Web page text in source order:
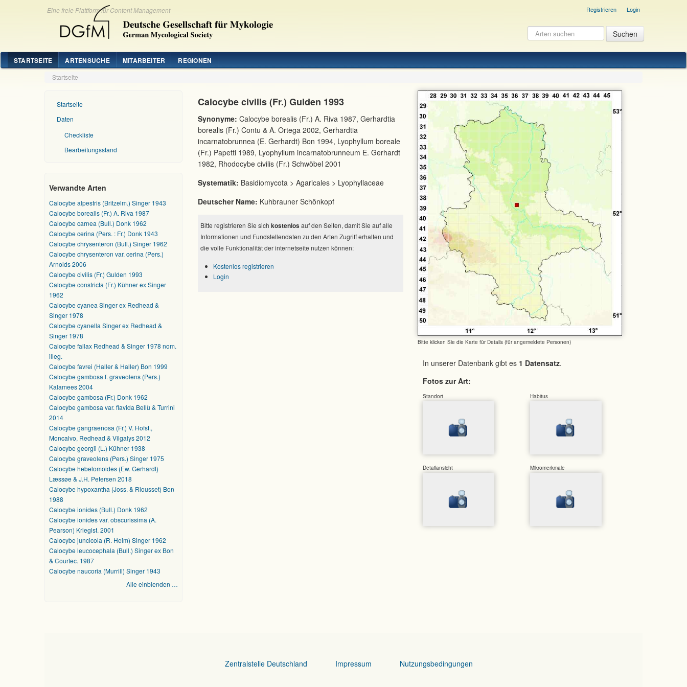
Eine freie Plattform für Content Management Registrieren Login
STARTSEITE ARTENSUCHE MITARBEITER REGIONEN
Startseite
Startseite
Daten
Checkliste
Bearbeitungsstand
Verwandte Arten
Calocybe alpestris (Britzelm.) Singer 1943
Calocybe borealis (Fr.) A. Riva 1987
Calocybe carnea (Bull.) Donk 1962
Calocybe cerina (Pers. : Fr.) Donk 1943
Calocybe chrysenteron (Bull.) Singer 1962
Calocybe chrysenteron var. cerina (Pers.)
Arnolds 2006
Calocybe civilis (Fr.) Gulden 1993
Calocybe constricta (Fr.) Kühner ex Singer
1962
Calocybe cyanea Singer ex Redhead &
Singer 1978
Calocybe cyanella Singer ex Redhead &
Singer 1978
Calocybe fallax Redhead & Singer 1978 nom.
illeg.
Calocybe favrei (Haller & Haller) Bon 1999
Calocybe gambosa f. graveolens (Pers.)
Kalamees 2004
Calocybe gambosa (Fr.) Donk 1962
Calocybe gambosa var. flavida Bellù & Turrini
2014
Calocybe gangraenosa (Fr.) V. Hofst.,
Moncalvo, Redhead & Vilgalys 2012
Calocybe georgii (L.) Kühner 1938
Calocybe graveolens (Pers.) Singer 1975
Calocybe hebelomoides (Ew. Gerhardt)
Læssøe & J.H. Petersen 2018
Calocybe hypoxantha (Joss. & Riousset) Bon
1988
Calocybe ionides (Bull.) Donk 1962
Calocybe ionides var. obscurissima (A.
Pearson) Krieglst. 2001
Calocybe juncicola (R. Heim) Singer 1962
Calocybe leucocephala (Bull.) Singer ex Bon
& Courtec. 1987
Calocybe naucoria (Murrill) Singer 1943
Alle einblenden …
Bitte klicken Sie die Karte für Details (für angemeldete Personen)
In unserer Datenbank gibt es 1 Datensatz.
Fotos zur Art:
Standort Habitus
Detailansicht Mikromerkmale
Calocybe civilis (Fr.) Gulden 1993
Synonyme: Calocybe borealis (Fr.) A. Riva 1987, Gerhardtia
borealis (Fr.) Contu & A. Ortega 2002, Gerhardtia
incarnatobrunnea (E. Gerhardt) Bon 1994, Lyophyllum boreale
(Fr.) Papetti 1989, Lyophyllum incarnatobrunneum E. Gerhardt
1982, Rhodocybe civilis (Fr.) Schwöbel 2001
Systematik: Basidiomycota > Agaricales > Lyophyllaceae
Deutscher Name: Kuhbrauner Schönkopf
Bitte registrieren Sie sich kostenlos auf den Seiten, damit Sie auf alle
Informationen und Fundstellendaten zu den Arten Zugriff erhalten und
die volle Funktionalität der internetseite nutzen können:
Kostenlos registrieren
Login
Zentralstelle Deutschland Impressum Nutzungsbedingungen